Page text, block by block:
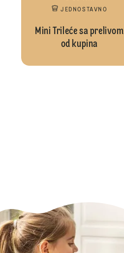
JEDNOSTAVNO
Mini Trileće sa prelivom
od kupina